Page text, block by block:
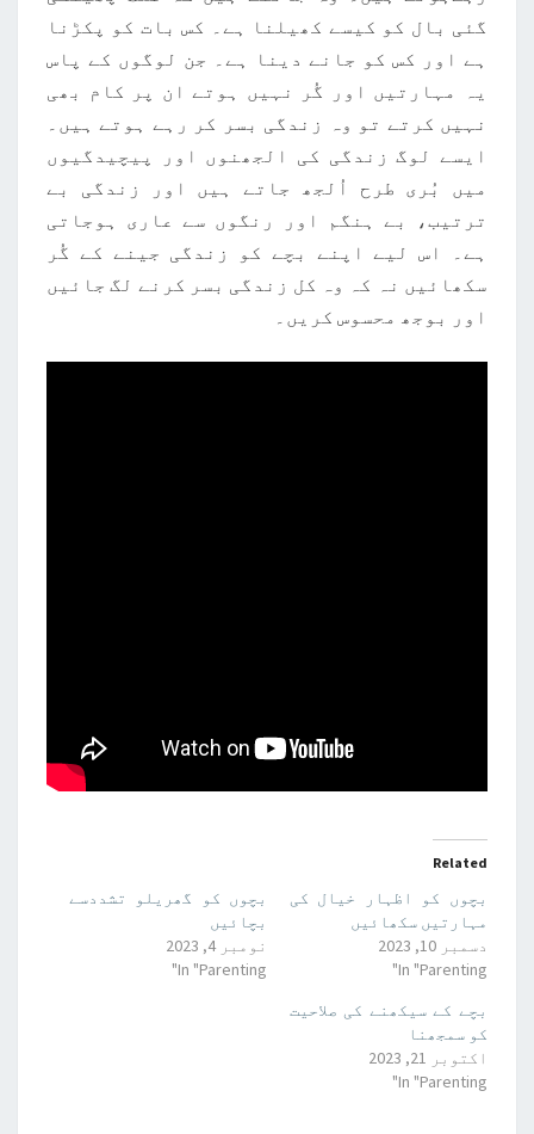
گئی بال کو کیسے کھیلنا ہے۔ کس بات کو پکڑنا
ہے اور کس کو جانے دینا ہے۔ جن لوگوں کے پاس
یہ مہارتیں اور گُر نہیں ہوتے ان پر کام بھی
نہیں کرتے تو وہ زندگی بسر کر رہے ہوتے ہیں۔
ایسے لوگ زندگی کی الجھنوں اور پیچیدگیوں
میں بُری طرح اُلجھ جاتے ہیں اور زندگی بے
ترتیب، بے ہنگم اور رنگوں سے عاری ہوجاتی
ہے۔ اس لیے اپنے بچے کو زندگی جینے کے گُر
سکھائیں نہ کہ وہ کل زندگی بسر کرنے لگ جائیں
اور بوجھ محسوس کریں۔
Related
بچوں کو اظہار خیال کی
مہارتیں سکھائیں
دسمبر 10, 2023
In "Parenting"
بچوں کو گھریلو تشددسے
بچائیں
نومبر 4, 2023
In "Parenting"
بچے کے سیکھنے کی صلاحیت
کو سمجھنا
اکتوبر 21, 2023
In "Parenting"